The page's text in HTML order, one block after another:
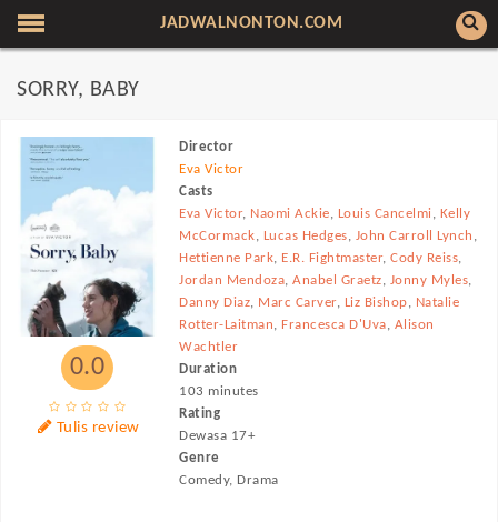
JADWALNONTON.COM
SORRY, BABY
0.0
Tulis review
Director
Eva Victor
Casts
Eva Victor, Naomi Ackie, Louis Cancelmi, Kelly
McCormack, Lucas Hedges, John Carroll Lynch ,
Hettienne Park, E.R. Fightmaster,Cody Reiss,
Jordan Mendoza,Anabel Graetz, Jonny Myles,
Danny Diaz, Marc Carver, Liz Bishop, Natalie
Rotter-Laitman, Francesca D'Uva, Alison
Wachtler
Duration
103 minutes
Rating
Dewasa 17+
Genre
Comedy, Drama